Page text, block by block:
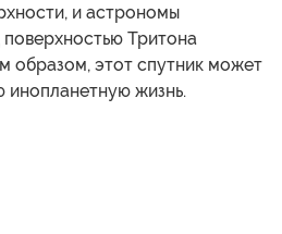
и астрономы
Тритона
образом, этот спутник может
инопланетную жизнь.